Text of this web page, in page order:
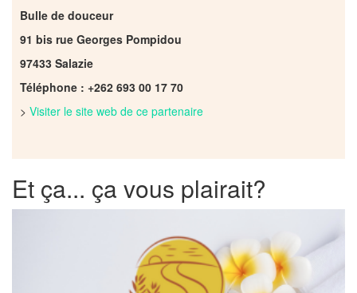
Bulle de douceur
91 bis rue Georges Pompidou
97433 Salazie
Téléphone : +262 693 00 17 70
> Visiter le site web de ce partenaire
Et ça... ça vous plairait?